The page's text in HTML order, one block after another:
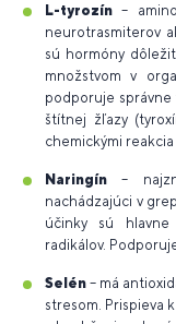
L-tyrozín –
neurotrasmiterov
sú hormóny
množstvom v
podporuje
štítnej žľazy
chemickými
Naringín –
nachádzajúci v
účinky sú
radikálov.
Selén – má
stresom. Prispieva